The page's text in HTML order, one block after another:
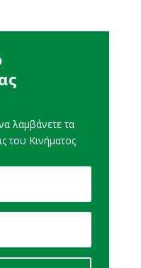
λαμβάνετε τα
του Κινήματος